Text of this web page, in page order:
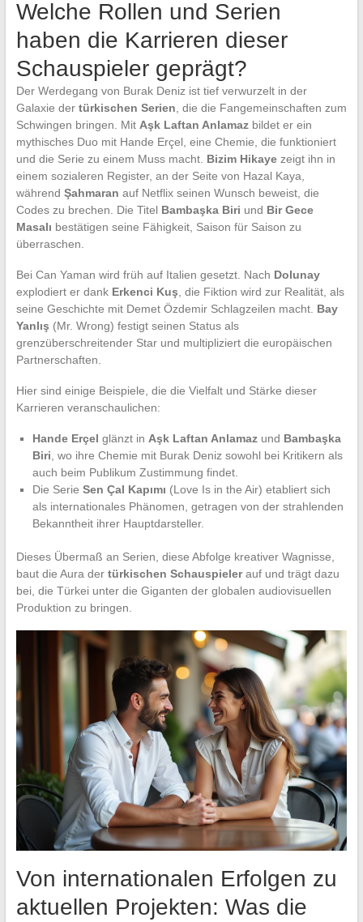
Welche Rollen und Serien
haben die Karrieren dieser
Schauspieler geprägt?
Der Werdegang von Burak Deniz ist tief verwurzelt in der
Galaxie der türkischen Serien , die die Fangemeinschaften zum
Schwingen bringen. Mit Aşk Laftan Anlamazbildet er ein
mythisches Duo mit Hande Erçel, eine Chemie, die funktioniert
und die Serie zu einem Muss macht. Bizim Hikayezeigt ihn in
einem sozialeren Register, an der Seite von Hazal Kaya,
während Şahmaran auf Netflix seinen Wunsch beweist, die
Codes zu brechen. Die Titel Bambaşka Biri und Bir Gece
Masalı bestätigen seine Fähigkeit, Saison für Saison zu
überraschen.
Bei Can Yaman wird früh auf Italien gesetzt. Nach Dolunay
explodiert er dank Erkenci Kuş , die Fiktion wird zur Realität, als
seine Geschichte mit Demet Özdemir Schlagzeilen macht. Bay
Yanlış (Mr. Wrong) festigt seinen Status als
grenzüberschreitender Star und multipliziert die europäischen
Partnerschaften.
Hier sind einige Beispiele, die die Vielfalt und Stärke dieser
Karrieren veranschaulichen:
Hande Erçel glänzt in Aşk Laftan Anlamazund Bambaşka
Biri , wo ihre Chemie mit Burak Deniz sowohl bei Kritikern als
auch beim Publikum Zustimmung findet.
Die Serie Sen Çal Kapımı (Love Is in the Air) etabliert sich
als internationales Phänomen, getragen von der strahlenden
Bekanntheit ihrer Hauptdarsteller.
Dieses Übermaß an Serien, diese Abfolge kreativer Wagnisse,
baut die Aura der türkischen Schauspielerauf und trägt dazu
bei, die Türkei unter die Giganten der globalen audiovisuellen
Produktion zu bringen.
Von internationalen Erfolgen zu
aktuellen Projekten: Was die